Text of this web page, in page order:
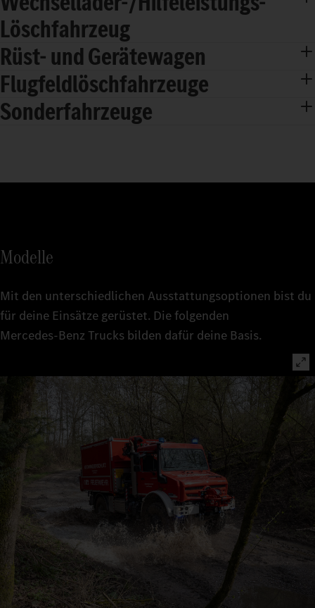
Löschfahrzeug
Rüst- und Gerätewagen
Flugfeldlöschfahrzeuge
Sonderfahrzeuge
Modelle
Mit den unterschiedlichen Ausstattungsoptionen bist du
für deine Einsätze gerüstet. Die folgenden
Mercedes‑Benz Trucks bilden dafür deine Basis.